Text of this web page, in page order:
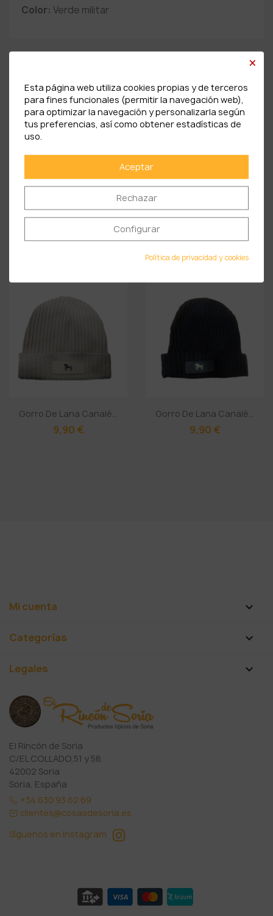
Color: Verde militar
Gorro De Lana Canalé... Gorro De Lana Canalé...
Gorro De Lana Canalé...
9,90 €
Gorro De Lana Canalé...
9,90 €
Mi cuenta 
Categorías 
Legales 
El Rincón de Soria
C/EL COLLADO,51 y 58
42002 Soria
Soria, España
+34 630 93 62 69
clientes@cosasdesoria.es
Síguenos en Instagram
×
Esta página web utiliza cookies propias y de terceros
para fines funcionales (permitir la navegación web),
para optimizar la navegación y personalizarla según
tus preferencias, así como obtener estadísticas de
uso.
Aceptar
Rechazar
Configurar
Política de privacidad y cookies